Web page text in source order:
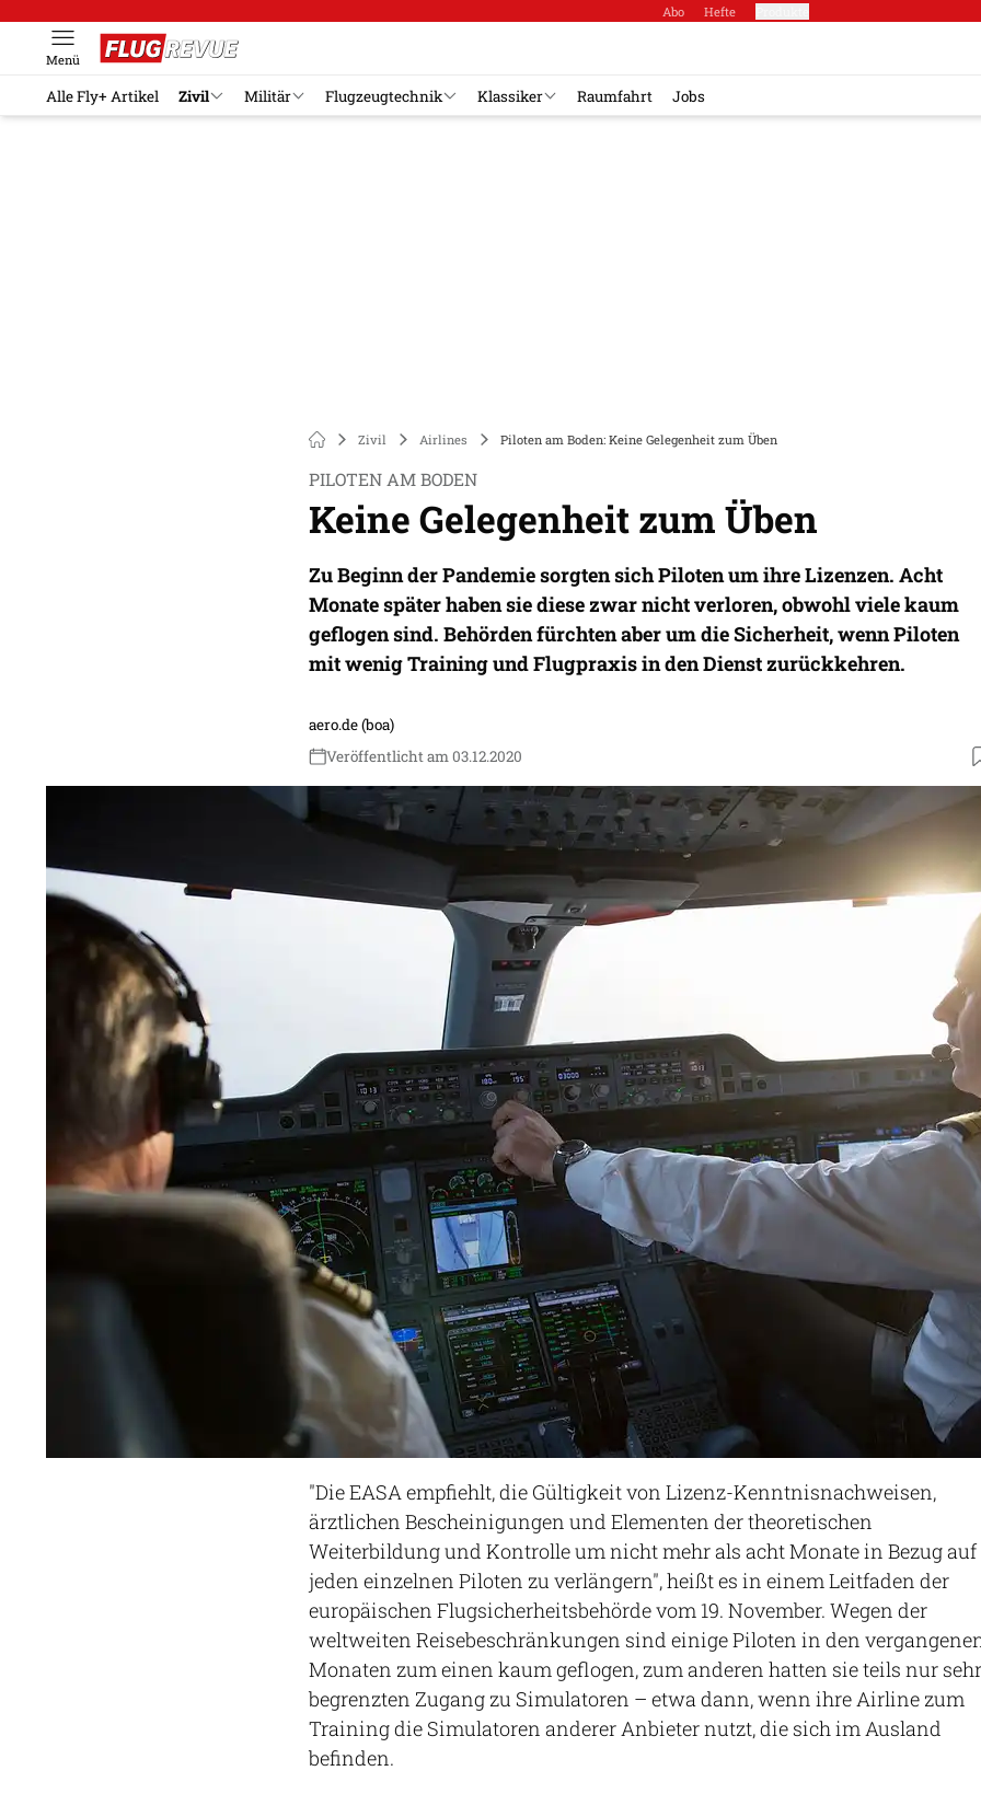
Abo Hefte
Menü
Alle Fly+ Artikel Zivil Militär Flugzeugtechnik Klassiker Raumfahrt Jobs
Zivil Airlines Piloten am Boden: Keine Gelegenheit zum Üben
PILOTEN AM BODEN
Keine Gelegenheit zum Üben
Zu Beginn der Pandemie sorgten sich Piloten um ihre Lizenzen. Acht
Monate später haben sie diese zwar nicht verloren, obwohl viele kaum
geflogen sind. Behörden fürchten aber um die Sicherheit, wenn Piloten
mit wenig Training und Flugpraxis in den Dienst zurückkehren.
aero.de (boa)
Veröffentlicht am 03.12.2020
"Die EASA empfiehlt, die Gültigkeit von Lizenz-Kenntnisnachweisen,
ärztlichen Bescheinigungen und Elementen der theoretischen
Weiterbildung und Kontrolle um nicht mehr als acht Monate in Bezug auf
jeden einzelnen Piloten zu verlängern", heißt es in einem Leitfaden der
europäischen Flugsicherheitsbehörde vom 19. November. Wegen der
weltweiten Reisebeschränkungen sind einige Piloten in den
Monaten zum einen kaum geflogen, zum anderen hatten sie teils nur sehr
begrenzten Zugang zu Simulatoren – etwa dann, wenn ihre Airline zum
Training die Simulatoren anderer Anbieter nutzt, die sich im Ausland
befinden.